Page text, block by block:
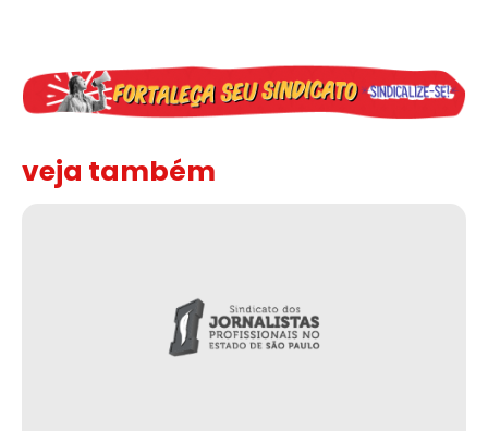
veja também